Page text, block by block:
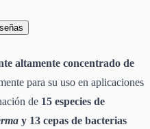
altamente concentrado de
para su uso en aplicaciones
de 15 especies de
y 13 cepas de bacterias